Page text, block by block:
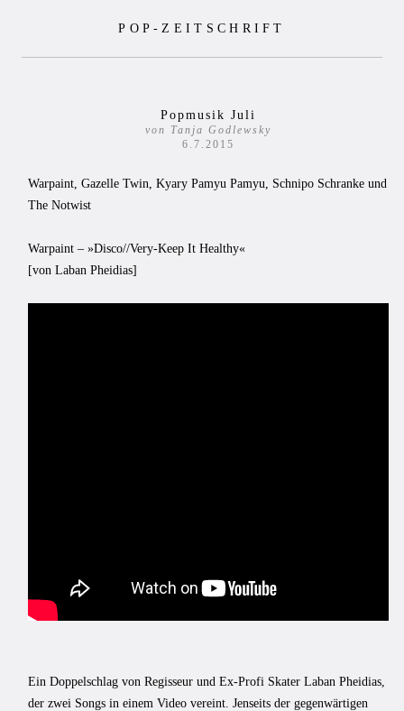
POP-ZEITSCHRIFT
Popmusik Juli
von Tanja Godlewsky
6.7.2015
Warpaint, Gazelle Twin, Kyary Pamyu Pamyu, Schnipo Schranke und
The Notwist
Warpaint – »Disco//Very-Keep It Healthy«
[von Laban Pheidias]
Ein Doppelschlag von Regisseur und Ex-Profi Skater Laban Pheidias,
der zwei Songs in einem Video vereint. Jenseits der gegenwärtigen